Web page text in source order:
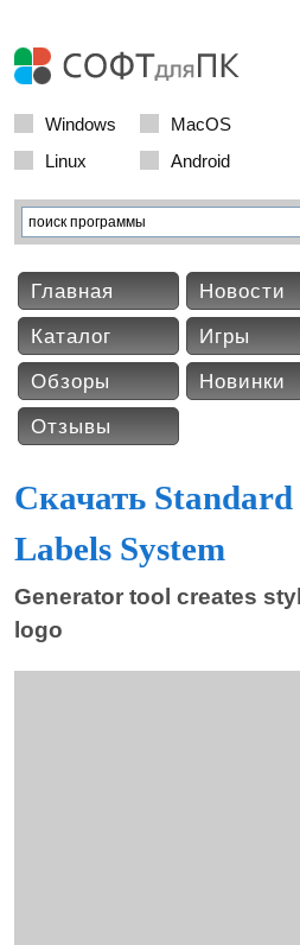
Windows
MacOS
Linux
Android
Главная
Новости
Каталог
Игры
Обзоры
Новинки
Отзывы
Скачать Standard
Labels System
Generator tool creates
logo